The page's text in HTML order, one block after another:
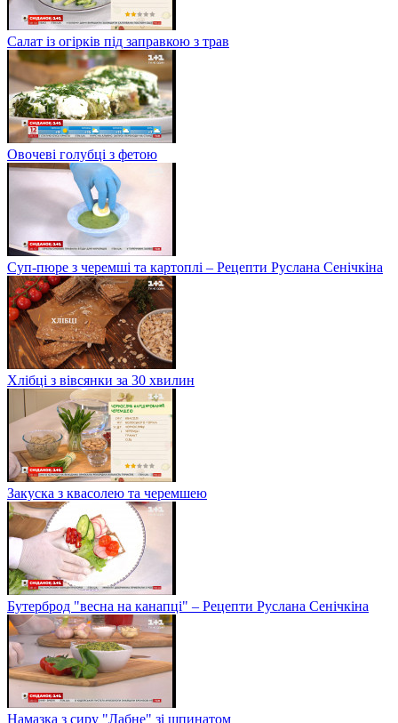
Салат із огірків під заправкою з трав
Овочеві голубці з фетою
Суп-пюре з черемші та картоплі – Рецепти Руслана Сенічкіна
Хлібці з вівсянки за 30 хвилин
Закуска з квасолею та черемшею
Бутерброд "весна на канапці" – Рецепти Руслана Сенічкіна
Намазка з сиру "Лабне" зі шпинатом